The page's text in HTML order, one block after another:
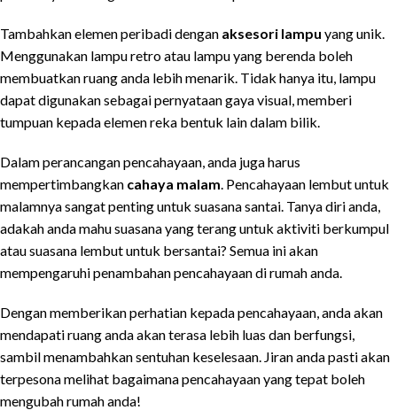
Tambahkan elemen peribadi dengan aksesori lampu yang unik.
Menggunakan lampu retro atau lampu yang berenda boleh
membuatkan ruang anda lebih menarik. Tidak hanya itu, lampu
dapat digunakan sebagai pernyataan gaya visual, memberi
tumpuan kepada elemen reka bentuk lain dalam bilik.
Dalam perancangan pencahayaan, anda juga harus
mempertimbangkan cahaya malam . Pencahayaan lembut untuk
malamnya sangat penting untuk suasana santai. Tanya diri anda,
adakah anda mahu suasana yang terang untuk aktiviti berkumpul
atau suasana lembut untuk bersantai? Semua ini akan
mempengaruhi penambahan pencahayaan di rumah anda.
Dengan memberikan perhatian kepada pencahayaan, anda akan
mendapati ruang anda akan terasa lebih luas dan berfungsi,
sambil menambahkan sentuhan keselesaan. Jiran anda pasti akan
terpesona melihat bagaimana pencahayaan yang tepat boleh
mengubah rumah anda!